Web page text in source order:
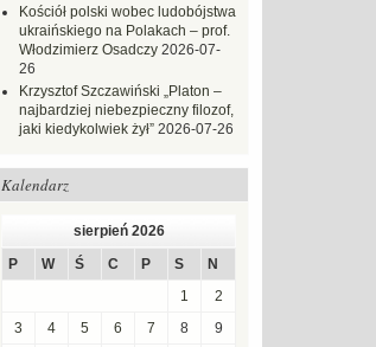
Kościół polski wobec ludobójstwa
ukraińskiego na Polakach – prof.
Włodzimierz Osadczy 2026-07-
26
Krzysztof Szczawiński „Platon –
najbardziej niebezpieczny filozof,
jaki kiedykolwiek żył” 2026-07-26
Kalendarz
sierpień 2026
P
W Ś C P S
N
1
2
3
4 5 6 7 8
9